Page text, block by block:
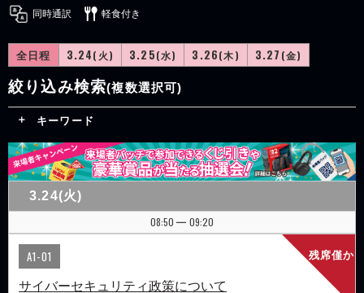
全日程 3.24(火) 3.25(水) 3.26(木) 3.27 (金)
同時通訳 軽食付き
絞り込み検索(複数選択可)
キーワード
3.24(火)
08:50
| 09:20
残席僅か
A1-01
サイバーセキュリティ政策について